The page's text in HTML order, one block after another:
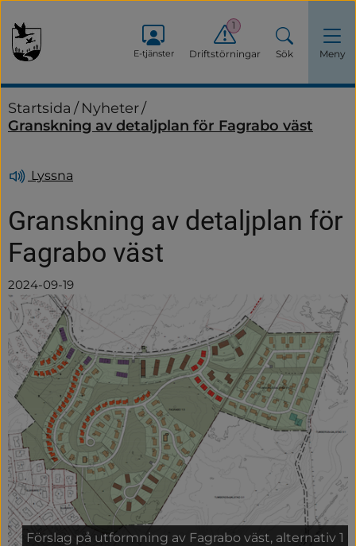
E-tjänster Driftstörningar
1
Sök Meny
Startsida / Nyheter/
Granskning av detaljplan för Fagrabo väst
Lyssna
Granskning av detaljplan för
Fagrabo väst
2024-09-19
Förslag på utformning av Fagrabo väst, alternativ 1